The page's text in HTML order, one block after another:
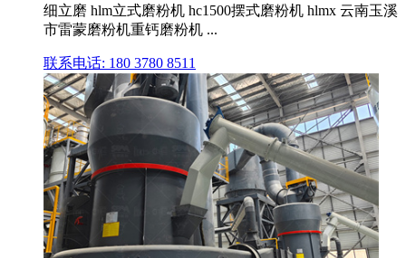
细立磨 hlm立式磨粉机 hc1500摆式磨粉机 hlmx 云南玉溪
市雷蒙磨粉机重钙磨粉机 ...
联系电话: 180 3780 8511